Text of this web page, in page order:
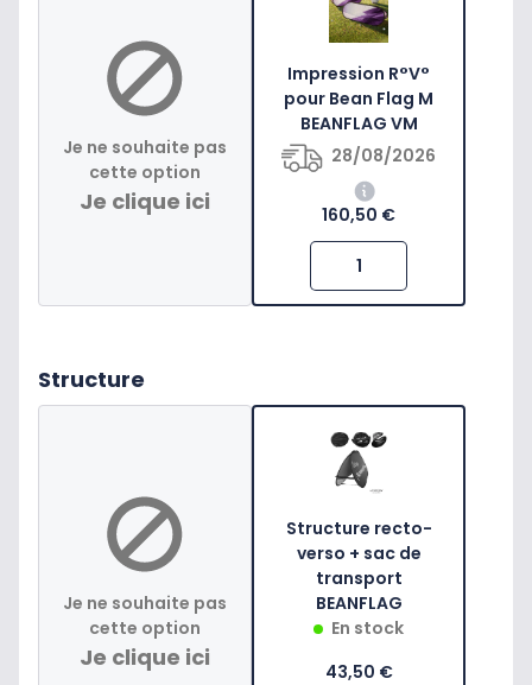
Je ne souhaite pas
cette option
Je clique ici
Impression R°V°
pour Bean Flag M
BEANFLAG VM
28/08/2026
160,50 €
Structure
Je ne souhaite pas
cette option
Je clique ici
Structure recto-
verso + sac de
transport
BEANFLAG
En stock
43,50 €